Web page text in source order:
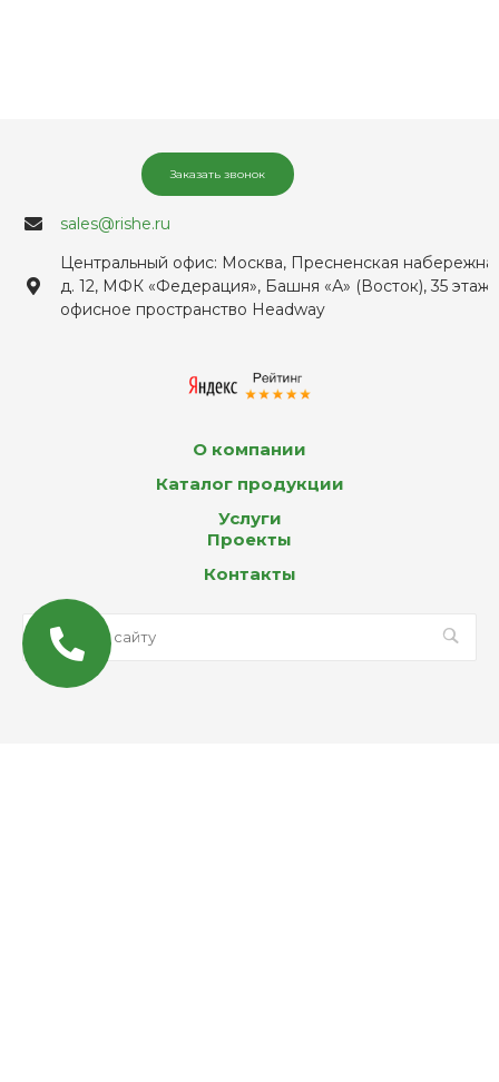
Заказать звонок
sales@rishe.ru
Центральный офис: Москва, Пресненская
д. 12, МФК «Федерация», Башня «А» (Восток), 35 этаж,
офисное пространство Headway
О компании
Каталог продукции
Услуги
Проекты
Контакты